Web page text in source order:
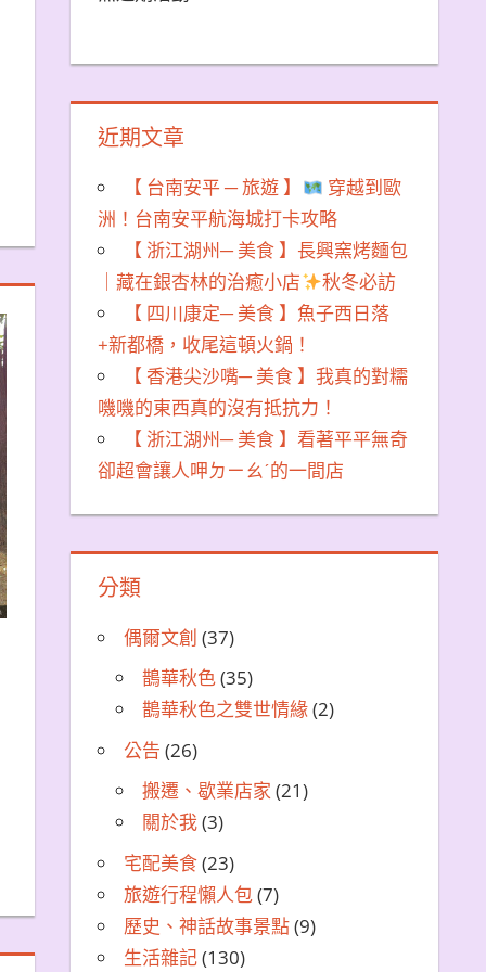
近期文章
【 台南安平 ─ 旅遊 】
穿越到歐
洲！台南安平航海城打卡攻略
【 浙江湖州─ 美食 】長興窯烤麵包
｜藏在銀杏林的治癒小店
秋冬必訪
【 四川康定─ 美食 】魚子西日落
+新都橋，收尾這頓火鍋！
【 香港尖沙嘴─ 美食 】我真的對糯
嘰嘰的東西真的沒有抵抗力！
【 浙江湖州─ 美食 】看著平平無奇
卻超會讓人呷ㄉㄧㄠˊ的一間店
分類
偶爾文創 (37)
鵲華秋色(35)
鵲華秋色之雙世情緣(2)
公告 (26)
搬遷、歇業店家 (21)
關於我(3)
宅配美食(23)
旅遊行程懶人包(7)
歷史、神話故事景點(9)
生活雜記(130)